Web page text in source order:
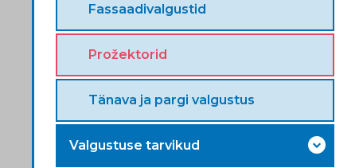
Fassaadivalgustid
Prožektorid
Tänava ja pargi valgustus
Valgustuse tarvikud